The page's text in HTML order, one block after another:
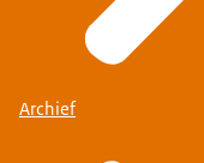
Archief